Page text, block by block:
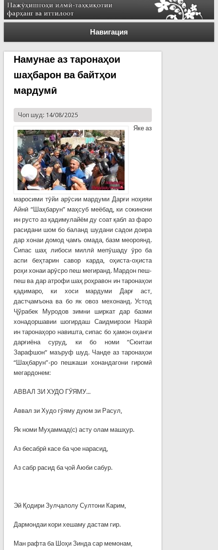
Навигация
Намунае аз таронаҳои
шаҳбарон ва байтҳои
мардумӣ
Чоп шуд: 14/08/2025
Яке аз
маросими тӯйи арӯсии мардуми Дарғи ноҳияи
Айнӣ “Шаҳбарун” маҳсуб меёбад, ки сокинони
ин русто аз қадимулайём ду соат қабл аз фаро
расидани шом бо баланд шудани садои доира
дар хонаи домод ҷамъ омада, базм меороянд.
Сипас шаҳ либоси миллӣ мепӯшаду ӯро ба
аспи беҳтарин савор карда, оҳиста-оҳиста
роҳи хонаи арӯсро пеш мегиранд. Мардон пеш-
пеш ва дар атрофи шаҳ роҳравон ин таронаҳои
қадимаро, ки хоси мардуми Дарғ аст,
дастҷамъона ва бо як овоз мехонанд. Устод
Ҷўрабек Муродов зимни ширкат дар базми
хонадоршавии шогирдаш Саидмирзои Назрӣ
ин таронаҳоро навишта, сипас бо ҳамон оҳанги
дарғиёна суруд, ки бо номи “Сюитаи
Зарафшон“ маъруф шуд. Чанде аз таронаҳои
“Шаҳбарун”-ро пешкаши хонандагони гиромӣ
мегардонем:
АВВАЛ ЗИ ХУДО ГӮЯМУ...
Аввал зи Худо гӯяму дуюм зи Расул,
Як номи Муҳаммад(с) асту олам машҳур.
Аз бесабрӣ касе ба ҷое нарасид,
Аз сабр расид ба ҷой Аюби сабур.
Эй Қодири Зулҷалолу Султони Карим,
Дармондаи кори хешаму дастам гир.
Ман рафта ба Шоҳи Зинда сар мемонам,